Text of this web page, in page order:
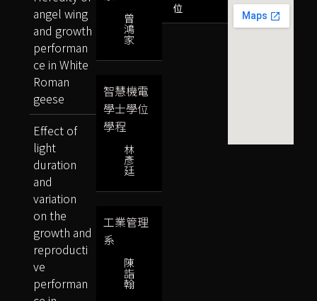
位
曾
鴻
家
智慧機電
學士學位
學程
林
彥
廷
工業管理
系
陳
詣
翰
angel wing
and growth
performan
ce in White
Roman
geese
Effect of
light
duration
and
variation
on the
growth and
reproducti
ve
performan